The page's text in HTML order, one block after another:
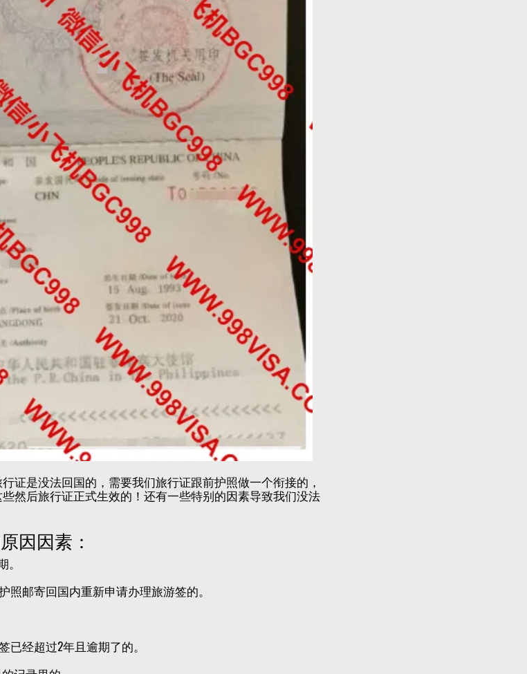
证是没法回国的，需要我们旅行证跟前护照做一个衔接的，
然后旅行证正式生效的！还有一些特别的因素导致我们没法
因因素：
照邮寄回国内重新申请办理旅游签的。
已经超过2年且逾期了的。